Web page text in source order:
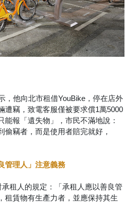
，他向北市租借YouBike，停在店外
遭竊，致電客服僅被要求償1萬5000
能報「遺失物」，市民不滿地說：
偷竊者，而是使用者賠完就好，
管理人」注意義務
承租人的規定：「承租人應以善良管
租賃物有生產力者，並應保持其生